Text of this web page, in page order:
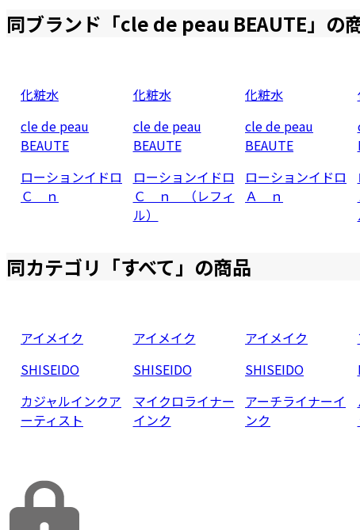
同ブランド「cle de peau BEAUTE」の
化粧水
cle de peau
BEAUTE
ローションイドロ
Ｃ ｎ
化粧水
cle de peau
BEAUTE
ローションイドロ
Ｃ ｎ （レフィ
ル）
化粧水
cle de peau
BEAUTE
ローションイドロ
Ａ ｎ
同カテゴリ「すべて」の商品
アイメイク
SHISEIDO
カジャルインクア
ーティスト
アイメイク
SHISEIDO
マイクロライナー
インク
アイメイク
SHISEIDO
アーチライナーイ
ンク